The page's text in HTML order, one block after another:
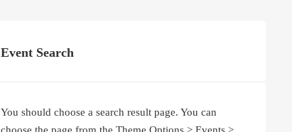
Event Search
You should choose a search result page. You can